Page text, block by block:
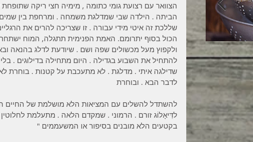
הצוואר עם רצועת גומי כתומה , מימיה חצי ריקה
הביתה . הילדה שבי שמדלגת משמחה . ומרחפת בין שמים
שללכת זה איטי מידי עבורה . זו שצריכה להרים את
הכול בסוף יתרומם. האמת הפנימית תתגלה, המוח
ולקפוץ מעל מכשולים שפה ושם . שיודעת לדלג בהנאה
להתחיל את השבוע בגדילה . היום מתחילה בדילוגים .
שדילגה איתי . מדלגת . לא מתעכבת על קטנות . בוחרת
לדבר הבא . ובוחרת
להשתדל להשלים עם המציאות הלא מושלמת של החיים
לדִּיאָלוֹג זורם . הרמוני . שמקדם הלאה . מתעלמת
בקטעים הלא מובנים בסיפור או המשעממים "
מילים ליוחנן